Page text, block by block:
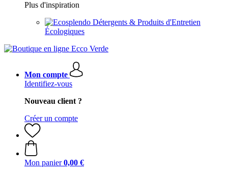
Plus d'inspiration
Détergents & Produits d'Entretien
Écologiques
Mon compte
Identifiez-vous
Nouveau client ?
Créer un compte
Mon panier 0,00 €